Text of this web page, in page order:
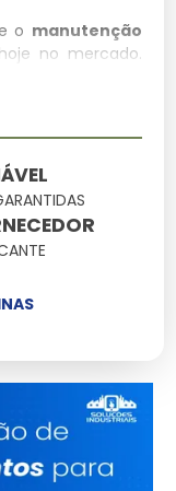
o manutenção
no mercado.
manutenção
o máximo de
Detalhes
em
tolerância a
e variações
pensada
facilidade